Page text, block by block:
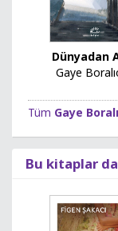
Dünyadan
Gaye
Tüm Gaye
Bu kitaplar